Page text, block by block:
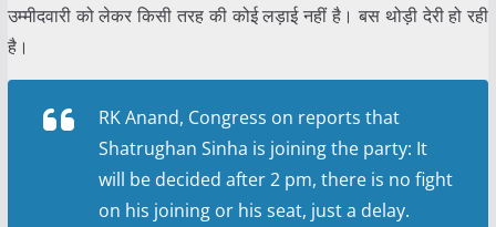
उम्मीदवारी को लेकर किसी तरह की कोई लड़ाई नहीं है। बस थोड़ी देरी हो रही
है।
RK Anand, Congress on reports that
Shatrughan Sinha is joining the party: It
will be decided after 2 pm, there is no fight
on his joining or his seat, just a delay.